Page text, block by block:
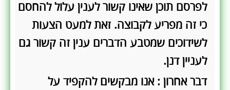
לפרסם תוכן שאינו קשור לענין עלול להחסם
כי זה מפריע לקבוצה. זאת למעט הצעות
לשידוכים שמטבע הדברים ענין זה קשור גם
לעניין דנן.
דבר אחרון : אנו מבקשים להקפיד על